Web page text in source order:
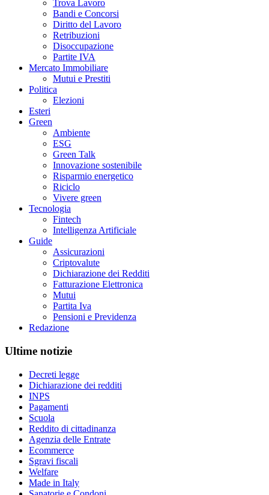
Trova Lavoro
Bandi e Concorsi
Diritto del Lavoro
Retribuzioni
Disoccupazione
Partite IVA
Mercato Immobiliare
Mutui e Prestiti
Politica
Elezioni
Esteri
Green
Ambiente
ESG
Green Talk
Innovazione sostenibile
Risparmio energetico
Riciclo
Vivere green
Tecnologia
Fintech
Intelligenza Artificiale
Guide
Assicurazioni
Criptovalute
Dichiarazione dei Redditi
Fatturazione Elettronica
Mutui
Partita Iva
Pensioni e Previdenza
Redazione
Ultime notizie
Decreti legge
Dichiarazione dei redditi
INPS
Pagamenti
Scuola
Reddito di cittadinanza
Agenzia delle Entrate
Ecommerce
Sgravi fiscali
Welfare
Made in Italy